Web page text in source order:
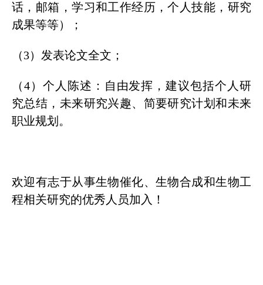
话，邮箱，学习和工作经历，个人技能，研究
成果等等）；
（3）发表论文全文；
（4）个人陈述：自由发挥，建议包括个人研
究总结，未来研究兴趣、简要研究计划和未来
职业规划。
欢迎有志于从事生物催化、生物合成和生物工
程相关研究的优秀人员加入！